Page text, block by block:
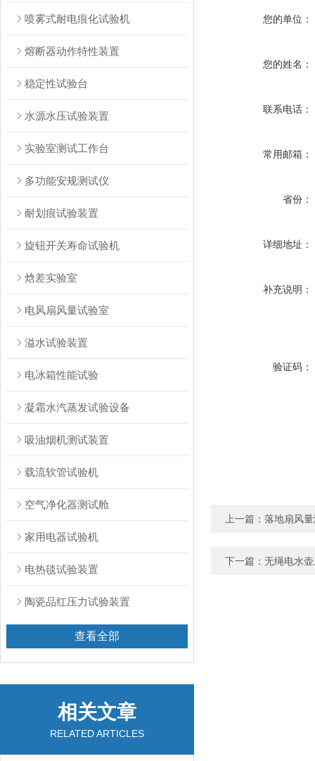
喷雾式耐电痕化试验机
熔断器动作特性装置
稳定性试验台
水源水压试验装置
实验室测试工作台
多功能安规测试仪
耐划痕试验装置
旋钮开关寿命试验机
焓差实验室
电风扇风量试验室
溢水试验装置
电冰箱性能试验
凝霜水汽蒸发试验设备
吸油烟机测试装置
载流软管试验机
空气净化器测试舱
家用电器试验机
电热毯试验装置
陶瓷品红压力试验装置
查看全部
相关文章
RELATED ARTICLES
您的单位：
您的姓名：
联系电话：
常用邮箱：
省份：
详细地址：
补充说明：
验证码：
上一篇： 落地扇风
下一篇： 无绳电水